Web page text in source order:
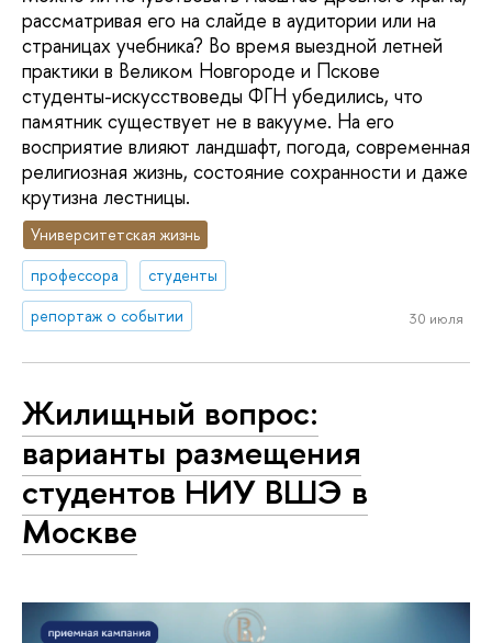
рассматривая его на слайде в аудитории или на
страницах учебника? Во время выездной летней
практики в Великом Новгороде и Пскове
студенты-искусствоведы ФГН убедились, что
памятник существует не в вакууме. На его
восприятие влияют ландшафт, погода, современная
религиозная жизнь, состояние сохранности и даже
крутизна лестницы.
Университетская жизнь
профессора
студенты
репортаж о событии
30 июля
Жилищный вопрос:
варианты размещения
студентов НИУ ВШЭ в
Москве